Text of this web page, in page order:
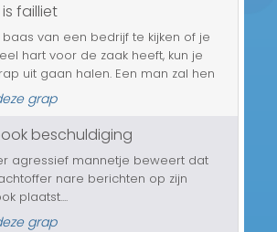
Zakelijk/Studie
Geld/Belasting
Buurt/Gemeente
Pakket/Bestelling
Transport/Verkeer
Kerst/Sinterklaas
failliet
baas van een bedrijf te kijken of je
hart voor de zaak heeft, kun je
uit gaan halen. Een man zal hen
op gaan bellen met de mededeling
bedrijf al ruim een week failliet is. En
niets tegen ...
grap
beschuldiging
agressief mannetje beweert dat
nare berichten op zijn
plaatst....
grap